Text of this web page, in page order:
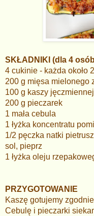
SKŁADNIKI (dla 4
4 cukinie - każda około
200 g mięsa mielonego
100 g kaszy jęczmiennej
200 g pieczarek
1 mała cebula
1 łyżka koncentratu
1/2 pęczka natki
sol, pieprz
1 łyżka oleju
PRZYGOTOWANIE
Kaszę gotujemy
Cebulę i pieczarki